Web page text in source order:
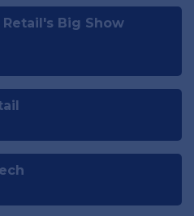
Retail's Big Show